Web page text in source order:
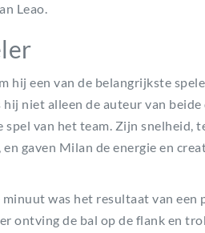
Leao.
hij een van de belangrijkste
niet alleen de auteur van
van het team. Zijn snelheid,
gaven Milan de energie en
was het resultaat van een
ontving de bal op de flank en